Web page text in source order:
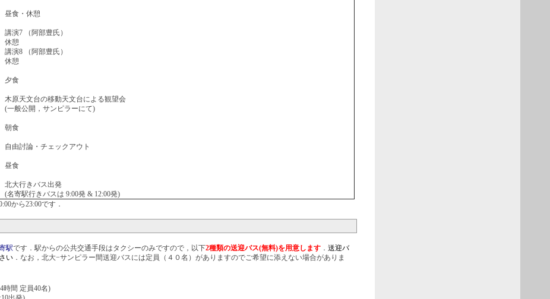
昼食・休憩
講演7 （阿部豊氏）
休憩
講演8 （阿部豊氏）
休憩
夕食
木原天文台の移動天文台による観望会
(一般公開，サンピラーにて)
朝食
自由討論・チェックアウト
昼食
北大行きバス出発
(名寄駅行きバスは 9:00発 & 12:00発)
から23:00です．
駅です．駅からの公共交通手段はタクシーのみですので，以下2種類の送迎バス(無料)を用意します ． 送迎バ
い ．なお，北大−サンピラー間送迎バスには定員（４０名）がありますのでご希望に添えない場合がありま
間 定員40名)